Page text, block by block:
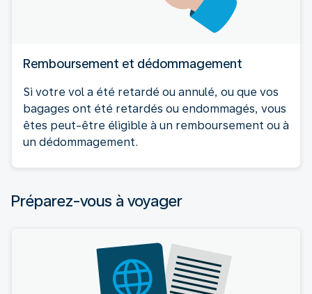
Remboursement et dédommagement
Si votre vol a été retardé ou annulé, ou que vos
bagages ont été retardés ou endommagés, vous
êtes peut-être éligible à un remboursement ou à
un dédommagement.
Préparez-vous à voyager